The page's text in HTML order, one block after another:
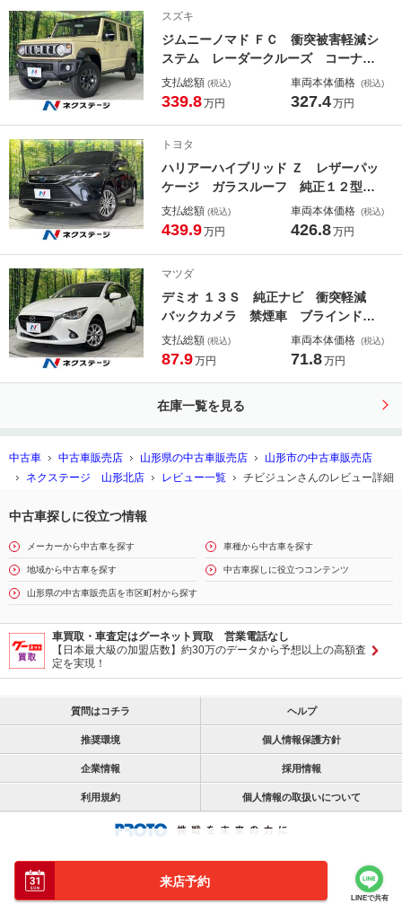
来店予約
LINEで共有
ミ 車線逸脱警報 オートライト
スズキ
ジムニーノマド ＦＣ 衝突被害軽減シ
ステム レーダークルーズ コーナー
センサー 禁煙車 前席シートヒータ
ー スマートキー ＬＥＤヘッドラン
支払総額 (税込)
339.8万円
車両本体価格 (税込)
327.4万円
トヨタ
ハリアーハイブリッド Ｚ レザーパッ
ケージ ガラスルーフ 純正１２型ナ
ビ 全周囲カメラ ＪＢＬサウンド
衝突被害軽減 レーダークルーズ 禁
Ｄヘッド ＥＴＣ２．０
支払総額 (税込)
439.9万円
車両本体価格 (税込)
426.8万円
マツダ
デミオ １３Ｓ 純正ナビ 衝突軽減
バックカメラ 禁煙車 ブラインドス
ポットモニター 車線逸脱警報 ＬＥ
Ｄヘッドランプ ドラレコ スマート
支払総額 (税込)
87.9万円
車両本体価格 (税込)
71.8万円
在庫一覧を見る
中古車 中古車販売店 山形県の中古車販売店
山形市の中古車販売店
ネクステージ 山形北店
レビュー一覧 チビジュンさんのレビュー詳細
中古車探しに役立つ情報
メーカーから中古車を探す 車種から中古車を探す
地域から中古車を探す 中古車探しに役立つコンテンツ
山形県の中古車販売店を市区町村から探す
車買取・車査定はグーネット買取 営業電話なし
【日本最大級の加盟店数】約30万のデータから予想以上の高額査
定を実現！
質問はコチラ ヘルプ
推奨環境 個人情報保護方針
企業情報 採用情報
利用規約 個人情報の取扱いについて